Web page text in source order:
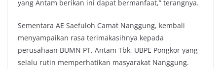
yang Antam berikan ini dapat bermanfaat,” terangnya.
Sementara AE Saefuloh Camat Nanggung, kembali
menyampaikan rasa terimakasihnya kepada
perusahaan BUMN PT. Antam Tbk, UBPE Pongkor yang
selalu rutin memperhatikan masyarakat Nanggung.